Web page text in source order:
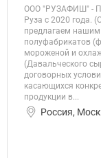
ООО "РУЗАФИШ" -
Руза с 2020 года.
предлагаем нашим
полуфабрикатов
мороженой и
(Давальческого
договорных
касающихся
продукции в...
Россия,